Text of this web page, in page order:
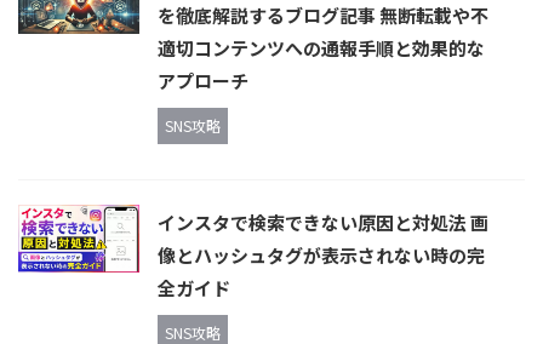
を徹底解説するブログ記事 無断転載や不
適切コンテンツへの通報手順と効果的な
アプローチ
SNS攻略
インスタで検索できない原因と対処法 画
像とハッシュタグが表示されない時の完
全ガイド
SNS攻略